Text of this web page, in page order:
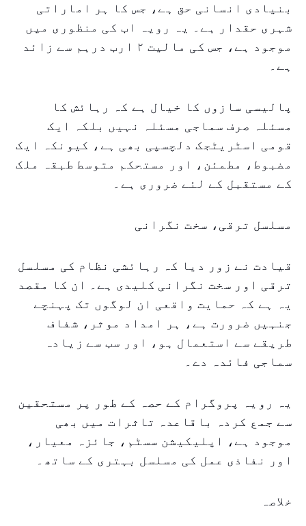
بنیادی انسانی حق ہے، جس کا ہر اماراتی
شہری حقدار ہے۔ یہ رویہ اب کی منظوری میں
موجود ہے، جس کی مالیت ۲ ارب درہم سے زائد
ہے۔
پالیسی سازوں کا خیال ہے کہ رہائش کا
مسئلہ صرف سماجی مسئلہ نہیں بلکہ ایک
قومی اسٹریٹجک دلچسپی بھی ہے، کیونکہ ایک
مضبوط، مطمئن، اور مستحکم متوسط طبقہ ملک
کے مستقبل کے لئے ضروری ہے۔
مسلسل ترقی، سخت نگرانی
قیادت نے زور دیا کہ رہائشی نظام کی مسلسل
ترقی اور سخت نگرانی کلیدی ہے۔ ان کا مقصد
یہ ہے کہ حمایت واقعی ان لوگوں تک پہنچے
جنہیں ضرورت ہے، ہر امداد موثر، شفاف
طریقے سے استعمال ہو، اور سب سے زیادہ
سماجی فائدہ دے۔
یہ رویہ پروگرام کے حصہ کے طور پر مستحقین
سے جمع کردہ باقاعدہ تاثرات میں بھی
موجود ہے، اپلیکیشن سسٹم، جائزہ معیار،
اور نفاذی عمل کی مسلسل بہتری کے ساتھ۔
خلاصہ